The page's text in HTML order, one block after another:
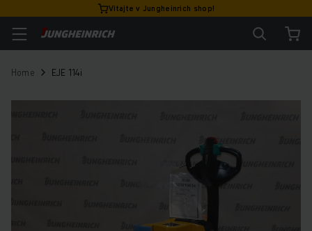
Vitajte v Jungheinrich shop!
Home EJE 114i